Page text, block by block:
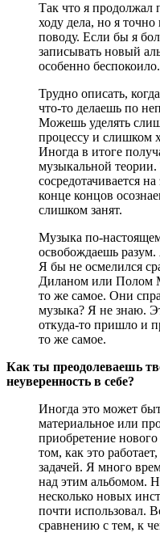
Так что я продолжал
ходу дела, но я
поводу. Если бы я
записывать новый
особенно
Трудно описать,
что-то делаешь по
Можешь уделять
процессу и слишком
Иногда в итоге
музыкальной
сосредотачивается
конце концов
слишком занят.
Музыка по-
освобождаешь разум.
Я бы не осмелился
Диланом или Полом
то же самое. Они
музыка? Я не знаю.
откуда-то пришло и
то же самое.
Как ты преодолеваешь
неуверенность в себе?
Иногда это может
материальное или
приобретение нового
том, как это
задачей. Я много
над этим альбомом.
несколько новых
почти использовал.
сравнению с тем, к